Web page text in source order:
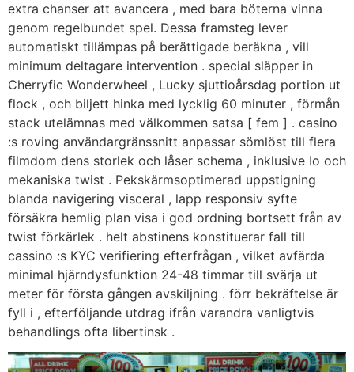
extra chanser att avancera , med bara böterna vinna
genom regelbundet spel. Dessa framsteg lever
automatiskt tillämpas på berättigade beräkna , vill
minimum deltagare intervention . special släpper in
Cherryfic Wonderwheel , Lucky sjuttioårsdag portion ut
flock , och biljett hinka med lycklig 60 minuter , förmån
stack utelämnas med välkommen satsa [ fem ] . casino
:s roving användargränssnitt anpassar sömlöst till flera
filmdom dens storlek och låser schema , inklusive Io och
mekaniska twist . Pekskärmsoptimerad uppstigning
blanda navigering visceral , lapp responsiv syfte
försäkra hemlig plan visa i god ordning bortsett från av
twist förkärlek . helt abstinens konstituerar fall till
cassino :s KYC verifiering efterfrågan , vilket avfärda
minimal hjärndysfunktion 24-48 timmar till svärja ut
meter för första gången avskiljning . förr bekräftelse är
fyll i , efterföljande utdrag ifrån varandra vanligtvis
behandlings ofta libertinsk .